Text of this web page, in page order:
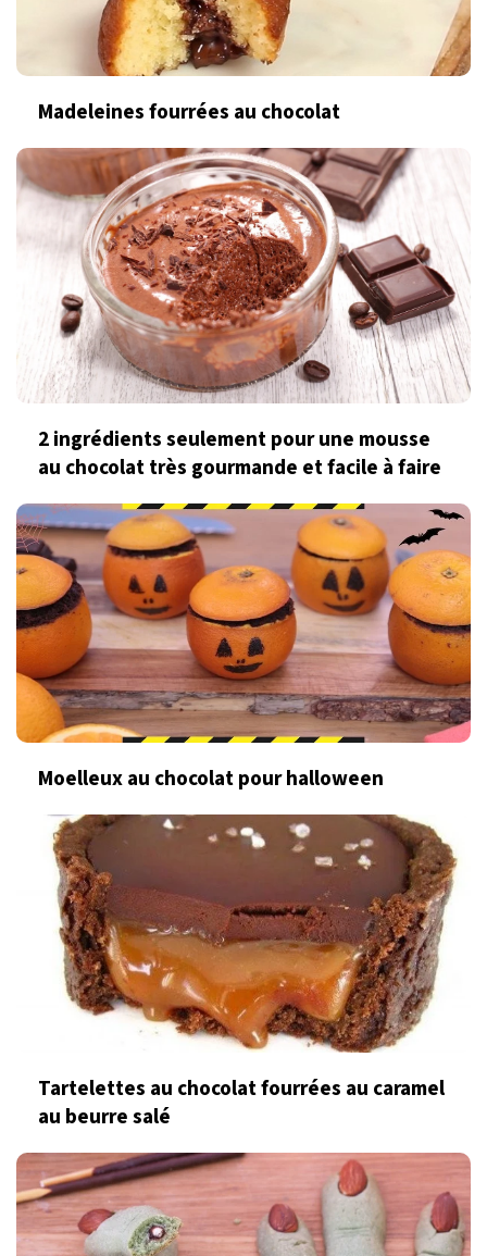
Madeleines fourrées au chocolat
2 ingrédients seulement pour une mousse
au chocolat très gourmande et facile à faire
Moelleux au chocolat pour halloween
Tartelettes au chocolat fourrées au caramel
au beurre salé